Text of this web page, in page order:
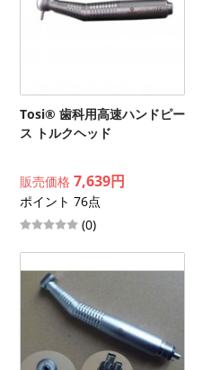
Tosi® 歯科用高速ハンドピー
ス トルクヘッド
販売価格 7,639円
ポイント 76点
(0)